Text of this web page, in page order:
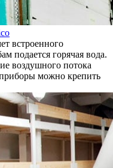
встроенного
подается горячая вода.
воздушного потока
можно крепить